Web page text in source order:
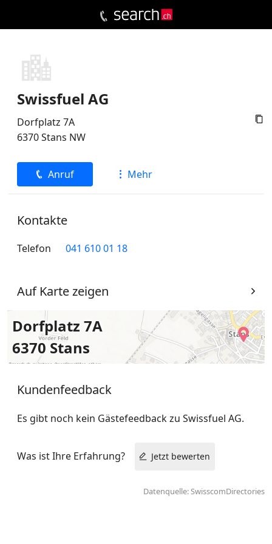
Swissfuel AG

Dorfplatz 7A
6370Stans NW
Anruf Mehr
Kontakte
Telefon 041 610 01 18
Auf Karte zeigen
Dorfplatz 7A
6370 Stans
Kundenfeedback
Es gibt noch kein Gästefeedback zu Swissfuel AG.
Was ist Ihre Erfahrung? Jetzt bewerten
Datenquelle: SwisscomDirectories